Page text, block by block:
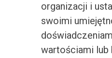
organizacji i
swoimi
wartościami lub